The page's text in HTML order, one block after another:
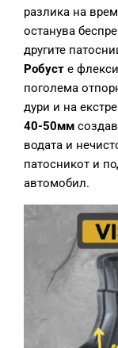
разлика на
останува
другите
Робуст е
поголема
дури и на
40-50мм
водата и
патосникот и
автомобил.